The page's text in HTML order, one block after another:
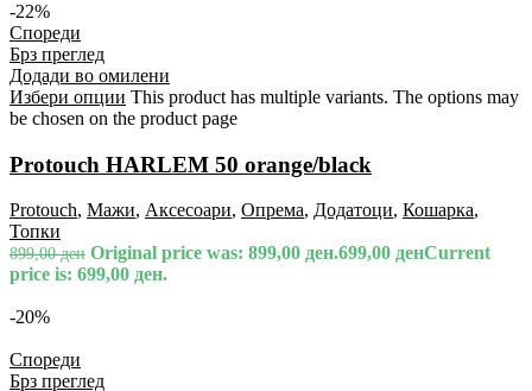
-22%
Спореди
Брз преглед
Додади во омилени
Избери опции This product has multiple variants. The options may
be chosen on the product page
Protouch HARLEM 50 orange/black
Protouch, Мажи, Аксесоари, Опрема, Додатоци, Кошарка,
Топки
899,00ден Original price was: 899,00 ден.699,00 денCurrent
price is: 699,00 ден.
-20%
Спореди
Брз преглед